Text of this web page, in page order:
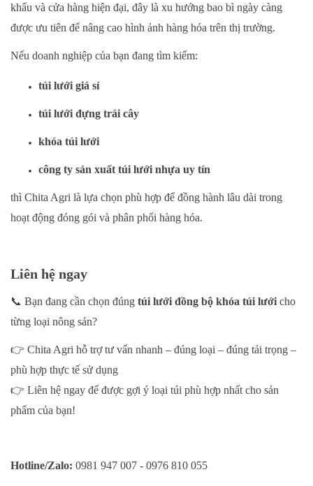
khẩu và cửa hàng hiện đại, đây là xu hướng bao bì ngày càng
được ưu tiên để nâng cao hình ảnh hàng hóa trên thị trường.
Nếu doanh nghiệp của bạn đang tìm kiếm:
túi lưới giá sỉ
túi lưới đựng trái cây
khóa túi lưới
công ty sản xuất túi lưới nhựa uy tín
thì Chita Agri là lựa chọn phù hợp để đồng hành lâu dài trong
hoạt động đóng gói và phân phối hàng hóa.
Liên hệ ngay
📞 Bạn đang cần chọn đúng túi lưới đồng bộ khóa túi lưới cho
từng loại nông sản?
👉 Chita Agri hỗ trợ tư vấn nhanh – đúng loại – đúng tải trọng –
phù hợp thực tế sử dụng
👉 Liên hệ ngay để được gợi ý loại túi phù hợp nhất cho sản
phẩm của bạn!
Hotline/Zalo: 0981 947 007 - 0976 810 055